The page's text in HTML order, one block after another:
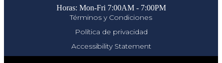
Horas: Mon-Fri 7:00AM - 7:00PM
Términos y Condiciones
Política de privacidad
Accessibility Statement